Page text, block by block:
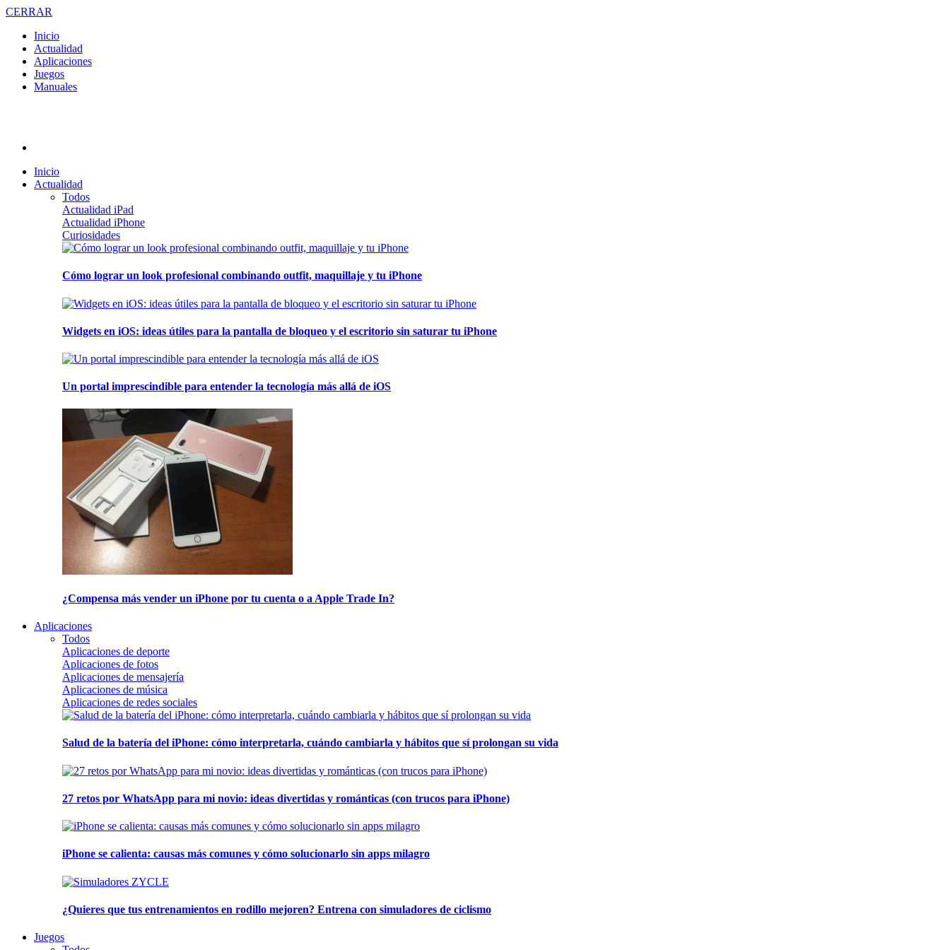
CERRAR
Inicio
Actualidad
Aplicaciones
Juegos
Manuales
Inicio
Actualidad
Todos
Actualidad iPad
Actualidad iPhone
Curiosidades
Cómo lograr un look profesional combinando outfit, maquillaje y tu iPhone
Widgets en iOS: ideas útiles para la pantalla de bloqueo y el escritorio sin saturar tu iPhone
Un portal imprescindible para entender la tecnología más allá de iOS
¿Compensa más vender un iPhone por tu cuenta o a Apple Trade In?
Aplicaciones
Todos
Aplicaciones de deporte
Aplicaciones de fotos
Aplicaciones de mensajería
Aplicaciones de música
Aplicaciones de redes sociales
Salud de la batería del iPhone: cómo interpretarla, cuándo cambiarla y hábitos que sí prolongan su vida
27 retos por WhatsApp para mi novio: ideas divertidas y románticas (con trucos para iPhone)
iPhone se calienta: causas más comunes y cómo solucionarlo sin apps milagro
¿Quieres que tus entrenamientos en rodillo mejoren? Entrena con simuladores de ciclismo
Juegos